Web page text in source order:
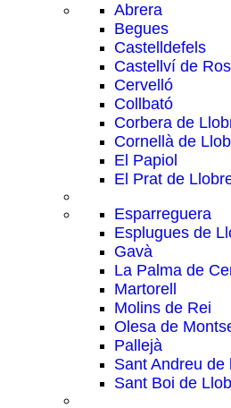
Abrera
Begues
Castelldefels
Castellví de
Cervelló
Collbató
Corbera de
Cornellà de
El Papiol
El Prat de
Esparreguera
Esplugues de
Gavà
La Palma de
Martorell
Molins de Rei
Olesa de
Pallejà
Sant Andreu de
Sant Boi de